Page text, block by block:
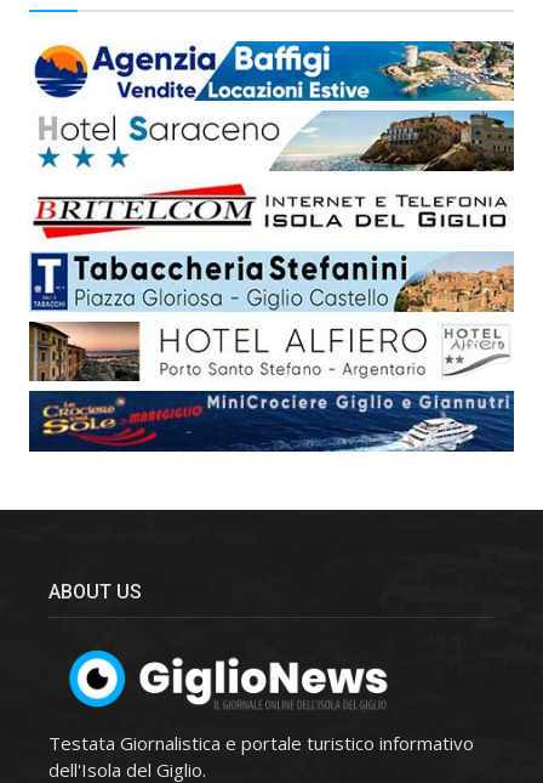
ABOUT US
Testata Giornalistica e portale turistico informativo
dell'Isola del Giglio.